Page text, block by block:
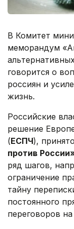
В Комитет
меморандум
говорится о
россиян и
жизнь.
Российские
решение
(ЕСПЧ),
против
ряд шагов,
ограничение
тайну
постоянного
переговоров